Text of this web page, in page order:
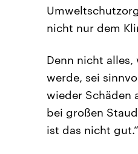
nicht nur dem
Denn nicht
werde, sei
wieder Schäden
bei großen
ist das nicht gut.“